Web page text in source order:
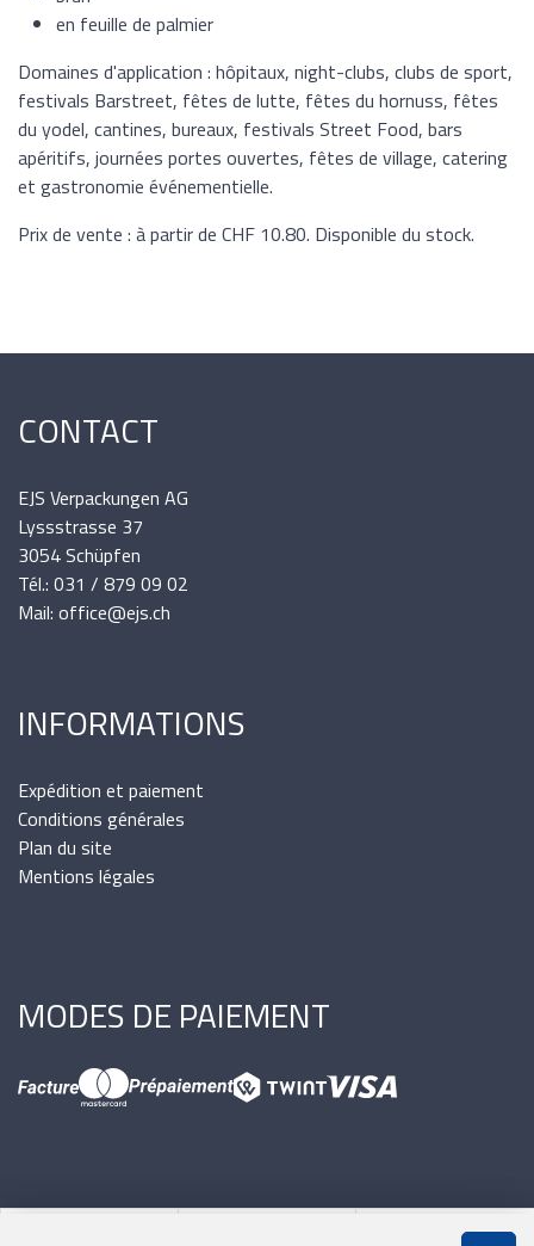
0
en feuille de palmier
Domaines d'application : hôpitaux, night-clubs, clubs de sport,
festivals Barstreet, fêtes de lutte, fêtes du hornuss, fêtes
du yodel, cantines, bureaux, festivals Street Food, bars
apéritifs, journées portes ouvertes, fêtes de village, catering
et gastronomie événementielle.
Prix de vente : à partir de CHF 10.80. Disponible du stock.
CONTACT
EJS Verpackungen AG
Lyssstrasse 37
3054 Schüpfen
Tél.: 031 / 879 09 02
Mail: office@ejs.ch
INFORMATIONS
Expédition et paiement
Conditions générales
Plan du site
Mentions légales
MODES DE PAIEMENT